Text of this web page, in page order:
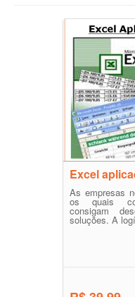
Excel
As empresas
os quais
consigam
soluções. A